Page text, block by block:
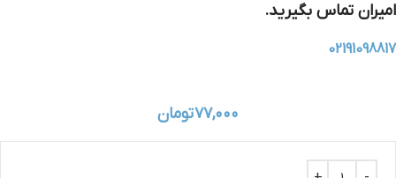
امیران تماس بگیرید.
02191098817
۷۷,۰۰۰تومان